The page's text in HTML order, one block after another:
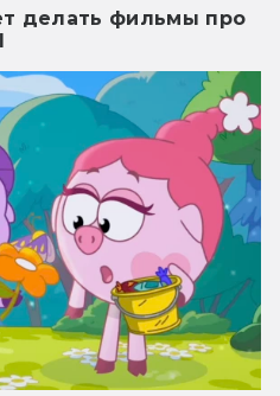
делать фильмы про